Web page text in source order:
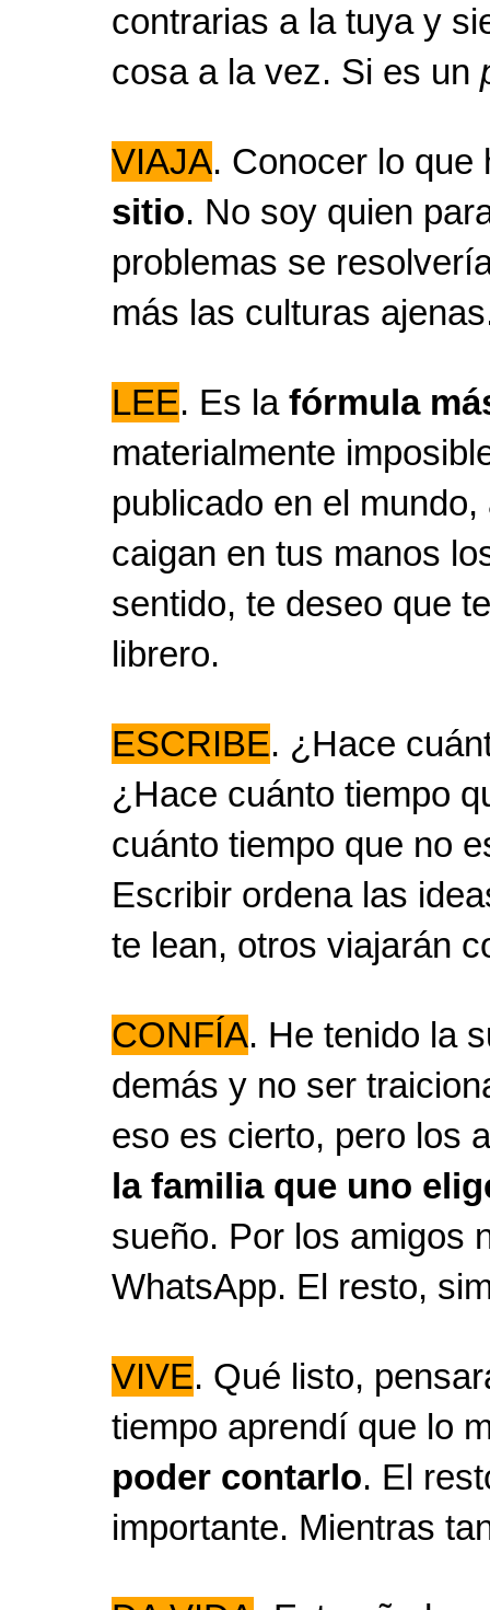
contrarias a la tuya y
cosa a la vez. Si es un
VIAJA. Conocer lo
sitio. No soy quien
problemas se
más las culturas
LEE. Es la fórmula
materialmente
publicado en el
caigan en tus manos
sentido, te deseo que
librero.
ESCRIBE. ¿Hace
¿Hace cuánto tiempo
cuánto tiempo que no
Escribir ordena las
te lean, otros viajarán
CONFÍA. He tenido la
demás y no ser
eso es cierto, pero los
la familia que uno
sueño. Por los amigos
WhatsApp. El resto,
VIVE. Qué listo,
tiempo aprendí que lo
poder contarlo. El
importante. Mientras